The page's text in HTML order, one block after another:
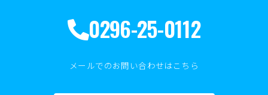
0296-25-0112
メールでのお問い合わせはこちら